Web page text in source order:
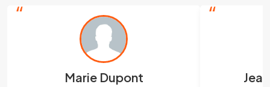
“
Marie Dupont
“